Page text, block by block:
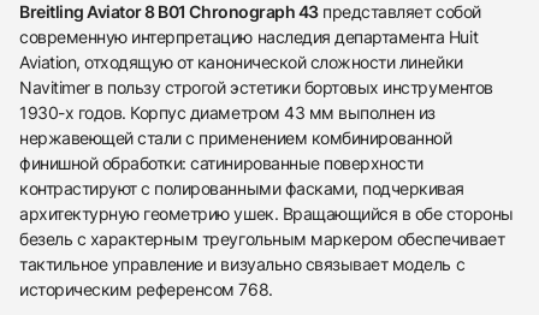
Breitling Aviator 8 B01 Chronograph 43представляет собой
современную интерпретацию наследия департамента Huit
Aviation, отходящую от канонической сложности линейки
Navitimer в пользу строгой эстетики бортовых инструментов
1930-х годов. Корпус диаметром 43 мм выполнен из
нержавеющей стали с применением комбинированной
финишной обработки: сатинированные поверхности
контрастируют с полированными фасками, подчеркивая
архитектурную геометрию ушек. Вращающийся в обе стороны
безель с характерным треугольным маркером обеспечивает
тактильное управление и визуально связывает модель с
историческим референсом 768.